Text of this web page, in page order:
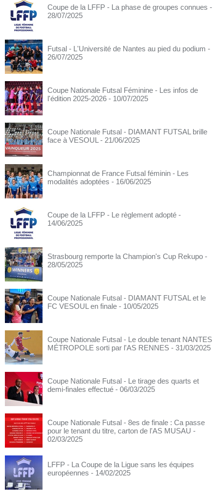
Coupe de la LFFP - La phase de groupes connues -
28/07/2025
Futsal - L'Université de Nantes au pied du podium -
26/07/2025
Coupe Nationale Futsal Féminine - Les infos de
l'édition 2025-2026 - 10/07/2025
Coupe Nationale Futsal - DIAMANT FUTSAL brille
face à VESOUL - 21/06/2025
Championnat de France Futsal féminin - Les
modalités adoptées - 16/06/2025
Coupe de la LFFP - Le règlement adopté -
14/06/2025
Strasbourg remporte la Champion's Cup Rekupo -
28/05/2025
Coupe Nationale Futsal - DIAMANT FUTSAL et le
FC VESOUL en finale - 10/05/2025
Coupe Nationale Futsal - Le double tenant NANTES
MÉTROPOLE sorti par l'AS RENNES - 31/03/2025
Coupe Nationale Futsal - Le tirage des quarts et
demi-finales effectué - 06/03/2025
Coupe Nationale Futsal - 8es de finale : Ca passe
pour le tenant du titre, carton de l'AS MUSAU -
02/03/2025
LFFP - La Coupe de la Ligue sans les équipes
européennes - 14/02/2025